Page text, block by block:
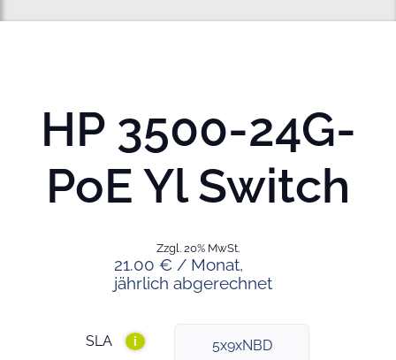
HP 3500-24G-
PoE Yl Switch
21.00 € / Monat,
jährlich abgerechnet
Zzgl. 20% MwSt.
SLA i 5x9xNBD